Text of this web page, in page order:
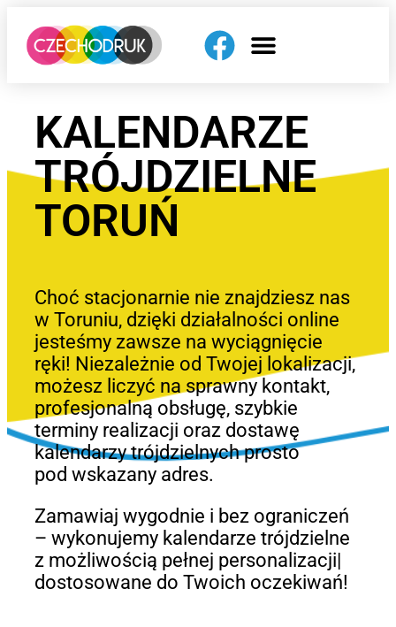
KALENDARZE
TRÓJDZIELNE
TORUŃ
Choć stacjonarnie nie znajdziesz nas
w Toruniu, dzięki działalności online
jesteśmy zawsze na wyciągnięcie
ręki! Niezależnie od Twojej lokalizacji,
możesz liczyć na sprawny kontakt,
profesjonalną obsługę, szybkie
terminy realizacji oraz dostawę
kalendarzy trójdzielnych prosto
pod wskazany adres.
Zamawiaj wygodnie i bez ograniczeń
– wykonujemy kalendarze trójdzielne
z możliwością pełnej personalizacji|
dostosowane do Twoich oczekiwań!